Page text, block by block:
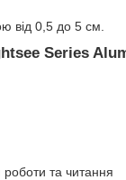
від 0,5 до 5 см.
Series
та читання